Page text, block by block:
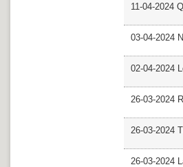
11-04-2024
03-04-2024
02-04-2024
26-03-2024
26-03-2024
26-03-2024